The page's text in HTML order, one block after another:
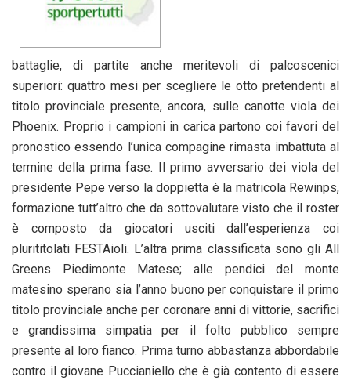
battaglie, di partite anche meritevoli di palcoscenici
superiori: quattro mesi per scegliere le otto pretendenti al
titolo provinciale presente, ancora, sulle canotte viola dei
Phoenix. Proprio i campioni in carica partono coi favori del
pronostico essendo l’unica compagine rimasta imbattuta al
termine della prima fase. Il primo avversario dei viola del
presidente Pepe verso la doppietta è la matricola Rewinps,
formazione tutt’altro che da sottovalutare visto che il roster
è composto da giocatori usciti dall’esperienza coi
plurititolati FESTAioli. L’altra prima classificata sono gli All
Greens Piedimonte Matese; alle pendici del monte
matesino sperano sia l’anno buono per conquistare il primo
titolo provinciale anche per coronare anni di vittorie, sacrifici
e grandissima simpatia per il folto pubblico sempre
presente al loro fianco. Prima turno abbastanza abbordabile
contro il giovane Puccianiello che è già contento di essere